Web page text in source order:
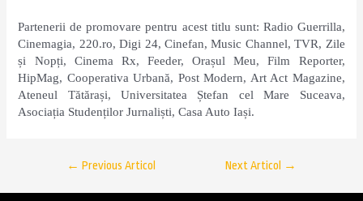
Partenerii de promovare pentru acest titlu sunt: Radio Guerrilla,
Cinemagia, 220.ro, Digi 24, Cinefan, Music Channel, TVR, Zile
și Nopți, Cinema Rx, Feeder, Orașul Meu, Film Reporter,
HipMag, Cooperativa Urbană, Post Modern, Art Act Magazine,
Ateneul Tătărași, Universitatea Ștefan cel Mare Suceava,
Asociația Studenților Jurnaliști, Casa Auto Iași.
← Previous Articol Next Articol →